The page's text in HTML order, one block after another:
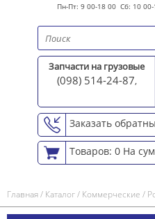
Пн-Пт: 9 00-18 00 Сб: 10
Запчасти на грузовые
(098) 514-24-87,
Заказать
Товаров: 0 На
Главная/ Каталог/ Коммерческие /